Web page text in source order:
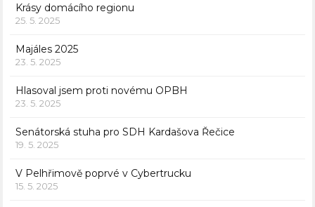
Krásy domácího regionu
25. 5. 2025
Majáles 2025
23. 5. 2025
Hlasoval jsem proti novému OPBH
23. 5. 2025
Senátorská stuha pro SDH Kardašova Řečice
19. 5. 2025
V Pelhřimově poprvé v Cybertrucku
15. 5. 2025